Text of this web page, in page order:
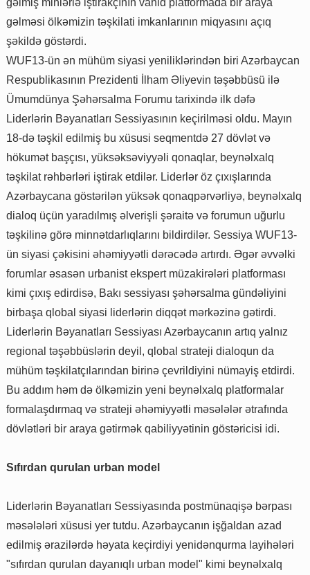
gəlməsi ölkəmizin təşkilati imkanlarının miqyasını açıq
şəkildə göstərdi.
WUF13-ün ən mühüm siyasi yeniliklərindən biri Azərbaycan
Respublikasının Prezidenti İlham Əliyevin təşəbbüsü ilə
Ümumdünya Şəhərsalma Forumu tarixində ilk dəfə
Liderlərin Bəyanatları Sessiyasının keçirilməsi oldu. Mayın
18-də təşkil edilmiş bu xüsusi seqmentdə 27 dövlət və
hökumət başçısı, yüksəksəviyyəli qonaqlar, beynəlxalq
təşkilat rəhbərləri iştirak etdilər. Liderlər öz çıxışlarında
Azərbaycana göstərilən yüksək qonaqpərvərliyə, beynəlxalq
dialoq üçün yaradılmış əlverişli şəraitə və forumun uğurlu
təşkilinə görə minnətdarlıqlarını bildirdilər. Sessiya WUF13-
ün siyasi çəkisini əhəmiyyətli dərəcədə artırdı. Əgər əvvəlki
forumlar əsasən urbanist ekspert müzakirələri platforması
kimi çıxış edirdisə, Bakı sessiyası şəhərsalma gündəliyini
birbaşa qlobal siyasi liderlərin diqqət mərkəzinə gətirdi.
Liderlərin Bəyanatları Sessiyası Azərbaycanın artıq yalnız
regional təşəbbüslərin deyil, qlobal strateji dialoqun da
mühüm təşkilatçılarından birinə çevrildiyini nümayiş etdirdi.
Bu addım həm də ölkəmizin yeni beynəlxalq platformalar
formalaşdırmaq və strateji əhəmiyyətli məsələlər ətrafında
dövlətləri bir araya gətirmək qabiliyyətinin göstəricisi idi.
Sıfırdan qurulan urban model
Liderlərin Bəyanatları Sessiyasında postmünaqişə bərpası
məsələləri xüsusi yer tutdu. Azərbaycanın işğaldan azad
edilmiş ərazilərdə həyata keçirdiyi yenidənqurma layihələri
"sıfırdan qurulan dayanıqlı urban model" kimi beynəlxalq